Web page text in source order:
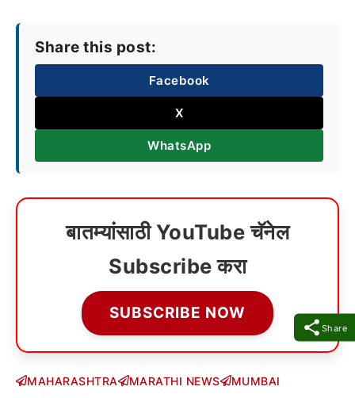
Share
Share this post:
Facebook
X
WhatsApp
बातम्यांसाठी YouTube चॅनेल
Subscribe करा
SUBSCRIBE NOW
MAHARASHTRA MARATHI NEWS
MUMBAI